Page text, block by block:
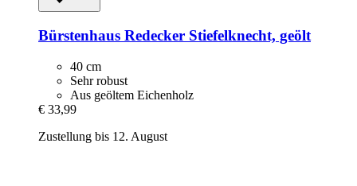
Bürstenhaus Redecker Stiefelknecht, geölt
40 cm
Sehr robust
Aus geöltem Eichenholz
€ 33,99
Zustellung bis 12. August